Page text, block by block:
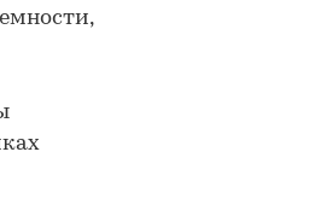
прогнозы